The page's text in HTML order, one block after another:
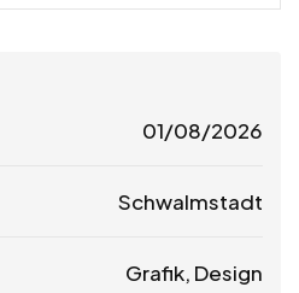
01/08/2026
Schwalmstadt
Grafik, Design